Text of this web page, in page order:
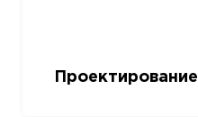
Проектирование